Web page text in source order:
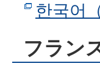
한국어
フラン